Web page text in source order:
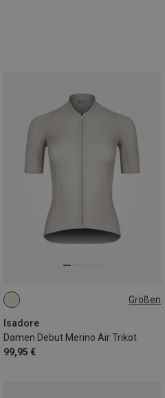
Größen
Isadore
Damen Debut Merino Air Trikot
99,95 €
L